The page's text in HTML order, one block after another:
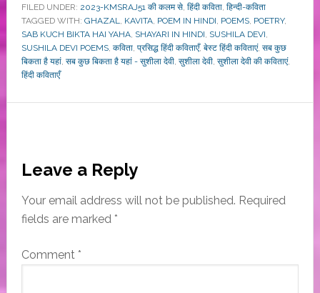
FILED UNDER: 2023-KMSRAJ51 की कलम से, हिंदी कविता, हिन्दी-कविता
TAGGED WITH: GHAZAL, KAVITA, POEM IN HINDI, POEMS, POETRY,
SAB KUCH BIKTA HAI YAHA, SHAYARI IN HINDI, SUSHILA DEVI,
SUSHILA DEVI POEMS, कविता, प्रसिद्ध हिंदी कविताएँ, बेस्ट हिंदी कविताएं, सब कुछ
बिकता है यहां, सब कुछ बिकता है यहां - सुशीला देवी, सुशीला देवी, सुशीला देवी की कविताएं,
हिंदी कविताएँ
Reader
Interactions
Leave a Reply
Your email address will not be published. Required
fields are marked *
Comment *